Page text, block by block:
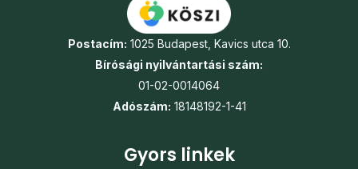
Postacím: 1025 Budapest, Kavics utca 10.
Bírósági nyilvántartási szám:
01-02-0014064
Adószám: 18148192-1-41
Gyors linkek